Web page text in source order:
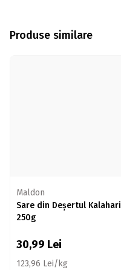
Produse similare
Maldon
Sare din Deșertul Kalahari
250g
30,99 Lei
123,96 Lei/kg